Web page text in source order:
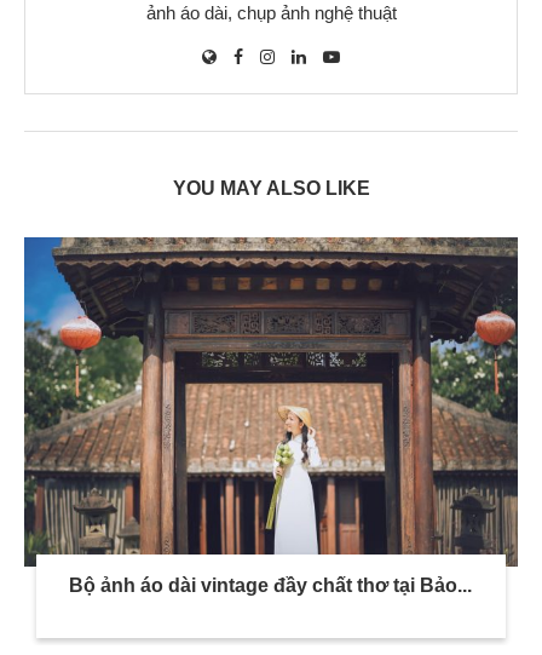
ảnh áo dài, chụp ảnh nghệ thuật
YOU MAY ALSO LIKE
Bộ ảnh áo dài vintage đầy chất thơ tại Bảo...